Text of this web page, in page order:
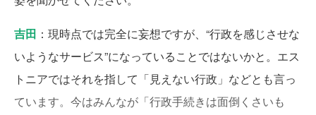
吉田 ：現時点では完全に妄想ですが、“行政を感じさせな
いようなサービス”になっていることではないかと。エス
トニアではそれを指して「見えない行政」などとも言っ
ています。今はみんなが「行政手続きは面倒くさいも